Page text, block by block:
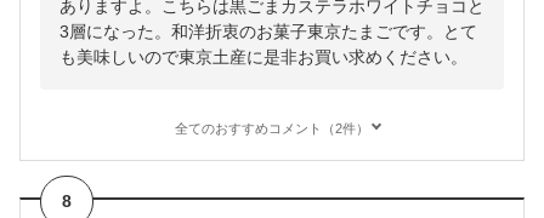
ありますよ。こちらは黒ごまカステラホワイトチョコと
3層になった。和洋折衷のお菓子東京たまごです。とて
も美味しいので東京土産に是非お買い求めください。
全てのおすすめコメント（2件）
8